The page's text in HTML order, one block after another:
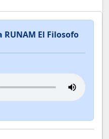
RUNAM El Filosofo